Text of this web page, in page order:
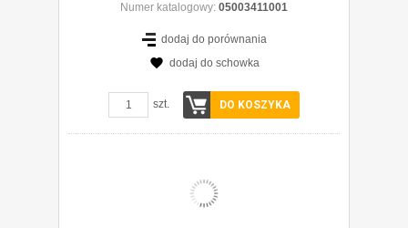
Numer katalogowy: 05003411001
dodaj do porównania
dodaj do schowka
szt. DO KOSZYKA